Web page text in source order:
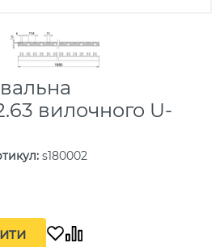
вилочного U-
: s180002